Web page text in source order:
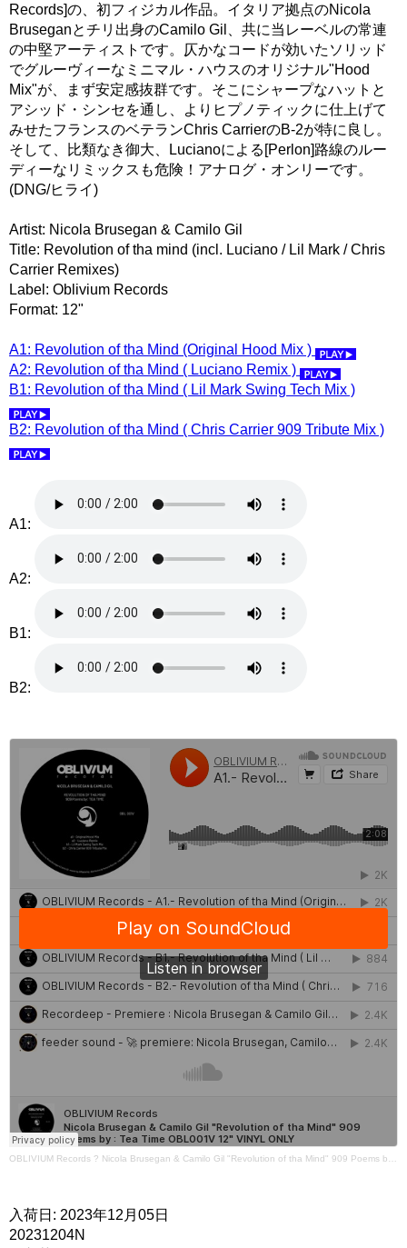
Records]の、初フィジカル作品。イタリア拠点のNicola
Bruseganとチリ出身のCamilo Gil、共に当レーベルの常連
の中堅アーティストです。仄かなコードが効いたソリッド
でグルーヴィーなミニマル・ハウスのオリジナル"Hood
Mix"が、まず安定感抜群です。そこにシャープなハットと
アシッド・シンセを通し、よりヒプノティックに仕上げて
みせたフランスのベテランChris CarrierのB-2が特に良し。
そして、比類なき御大、Lucianoによる[Perlon]路線のルー
ディーなリミックスも危険！アナログ・オンリーです。
(DNG/ヒライ)
Artist: Nicola Brusegan & Camilo Gil
Title: Revolution of tha mind (incl. Luciano / Lil Mark / Chris
Carrier Remixes)
Label: Oblivium Records
Format: 12"
A1: Revolution of tha Mind (Original Hood Mix )
A2: Revolution of tha Mind ( Luciano Remix )
B1: Revolution of tha Mind ( Lil Mark Swing Tech Mix )
B2: Revolution of tha Mind ( Chris Carrier 909 Tribute Mix )
A1:
A2:
B1:
B2:
OBLIVIUM Records ? Nicola Brusegan & Camilo Gil "Revolution of tha Mind" 909 Poems by : Tea Time OBL001V 12" VINYL ONLY
入荷日: 2023年12月05日
20231204N